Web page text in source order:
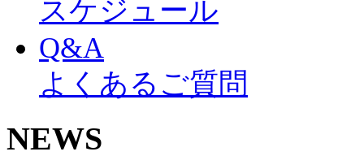
スケジュール
Q&A
よくあるご質問
NEWS